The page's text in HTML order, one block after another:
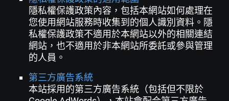
隱私權保護政策內容，包括本網站如何處理在
您使用網站服務時收集到的個人識別資料。隱
私權保護政策不適用於本網站以外的相關連結
網站，也不適用於非本網站所委託或參與管理
的人員。
第三方廣告系統
本站採用的第三方廣告系統（包括但不限於